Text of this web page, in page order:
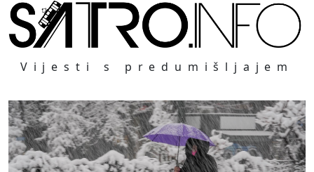
Vijesti s predumišljajem